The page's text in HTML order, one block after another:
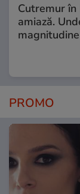
Cutremur în
amiază.
PROMO